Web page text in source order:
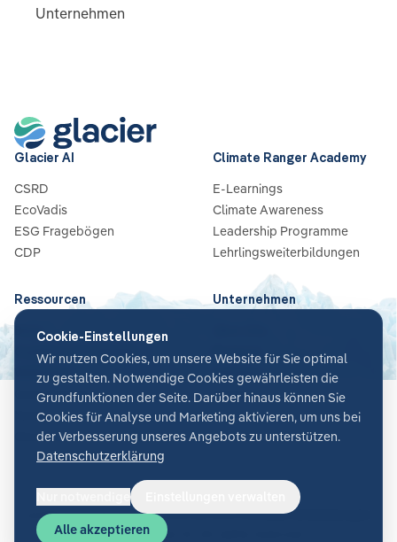
Unternehmen
Glacier AI
CSRD
EcoVadis
ESG Fragebögen
CDP
Climate Ranger Academy
E-Learnings
Climate Awareness
Leadership Programme
Lehrlingsweiterbildungen
Ressourcen
Blog
Guides & Checklisten
Webinare
Case Studies
News
Glossar
Unternehmen
Partners
Karriere
Kontakt
AGBDatenschutzSicherheitImpressumCookie-Einstellungen
©2026Glacier AI
Cookie-Einstellungen
Wir nutzen Cookies, um unsere Website für Sie optimal
zu gestalten. Notwendige Cookies gewährleisten die
Grundfunktionen der Seite. Darüber hinaus können Sie
Cookies für Analyse und Marketing aktivieren, um uns bei
der Verbesserung unseres Angebots zu unterstützen.
Datenschutzerklärung
Alle akzeptieren